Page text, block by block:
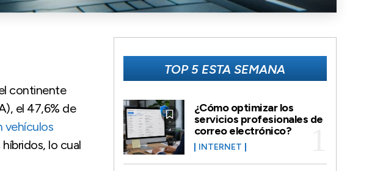
continente
el 47,6% de
vehículos
lo cual
TOP 5 ESTA SEMANA
¿Cómo optimizar los
servicios profesionales de
correo electrónico?
INTERNET